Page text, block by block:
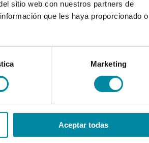
sitio web con nuestros partners de
que les haya proporcionado o
Marketing
Aceptar todas